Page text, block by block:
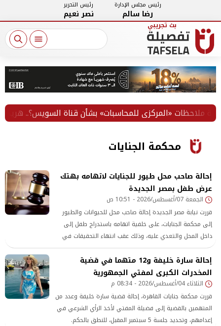
رئيس مجلس الإدارة
رضا سالم
رئيس التحرير
نصر نعيم
«المركزي للمحاسبات» بشأن قناة السويس؟.. هريدي يسأل
محكمة الجنايات
إحالة صاحب محل طيور للجنايات لاتهامه بهتك
عرض طفل بمصر الجديدة
الجمعة 07/أغسطس/2026 - 10:51 ص
قررت نيابة مصر الجديدة إحالة صاحب محل للحيوانات والطيور
إلى محكمة الجنايات، على خلفية اتهامه باستدراج طفل إلى
داخل المحل والتعدي عليه، وذلك عقب انتهاء التحقيقات في
الواقعة
إحالة سارة خليفة و12 متهما في قضية
المخدرات الكبرى لمفتي الجمهورية
الثلاثاء 04/أغسطس/2026 - 08:34 م
قررت محكمة جنايات القاهرة، إحالة قضية سارة خليفة وعدد من
المتهمين بالقضية إلى فضيلة المفتي لأخذ الرأي الشرعي في
إعدامهم، وتحديد جلسة 5 سبتمبر المقبل، للنطق بالحكم.